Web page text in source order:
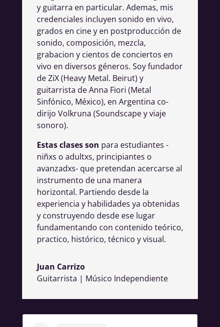
y guitarra en particular. Ademas, mis
credenciales incluyen sonido en vivo,
grados en cine y en postproducción de
sonido, composición, mezcla,
grabacion y cientos de conciertos en
vivo en diversos géneros. Soy fundador
de ZiX (Heavy Metal. Beirut) y
guitarrista de Anna Fiori (Metal
Sinfónico, México), en Argentina co-
dirijo Volkruna (Soundscape y viaje
sonoro).
Estas clases son para estudiantes -
niñxs o adultxs, principiantes o
avanzadxs- que pretendan acercarse al
instrumento de una manera
horizontal. Partiendo desde la
experiencia y habilidades ya obtenidas
y construyendo desde ese lugar
fundamentando con contenido teórico,
practico, histórico, técnico y visual.
Juan Carrizo
Guitarrista | Músico Independiente